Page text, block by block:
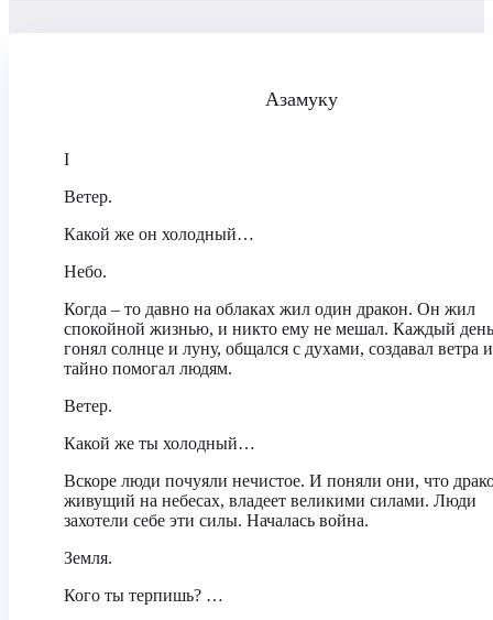
Азамуку
I
Ветер.
Какой же он холодный…
Небо.
Когда – то давно на облаках жил один дракон. Он жил
спокойной жизнью, и никто ему не мешал. Каждый
гонял солнце и луну, общался с духами, создавал ветра и
тайно помогал людям.
Ветер.
Какой же ты холодный…
Вскоре люди почуяли нечистое. И поняли они, что
живущий на небесах, владеет великими силами. Люди
захотели себе эти силы. Началась война.
Земля.
Кого ты терпишь? …